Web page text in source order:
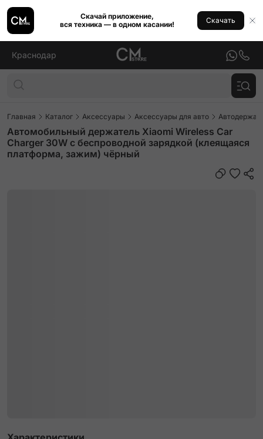
Скачай приложение,
вся техника — в одном касании!
Скачать
Краснодар
Главная Каталог Аксессуары Аксессуары для авто
Автомобильный держатель Xiaomi Wireless Car
Charger 30W с беспроводной зарядкой (клеящаяся
платформа, зажим) чёрный